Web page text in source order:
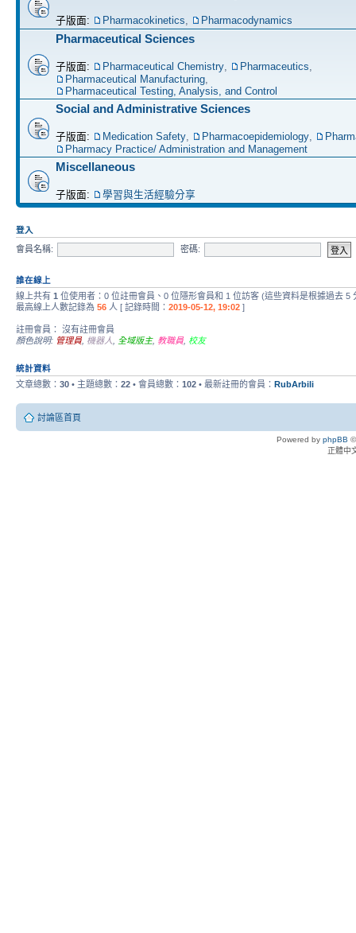
子版面: Pharmacokinetics, Pharmacodynamics
Pharmaceutical Sciences
子版面: Pharmaceutical Chemistry, Pharmaceutics,
Pharmaceutical Manufacturing,
Pharmaceutical Testing, Analysis, and Control
Social and Administrative Sciences
子版面: Medication Safety, Pharmacoepidemiology,
Pharmacy Practice/ Administration and Management
Miscellaneous
子版面: 學習與生活經驗分享
登入
會員名稱:
密碼:
誰在線上
線上共有 1 位使用者：0 位註冊會員、0 位隱形會員和 1 位訪客 (這些資料是根據過去 5
最高線上人數記錄為 56 人 [ 記錄時間： 2019-05-12, 19:02 ]
註冊會員： 沒有註冊會員
顏色說明: 管理員 機器人 全域版主, 教職員 校友
統計資料
文章總數： 30 • 主題總數： 22 • 會員總數： 102 • 最新註冊的會員： RubArbili
討論區首頁
Powered by phpBB
正體中